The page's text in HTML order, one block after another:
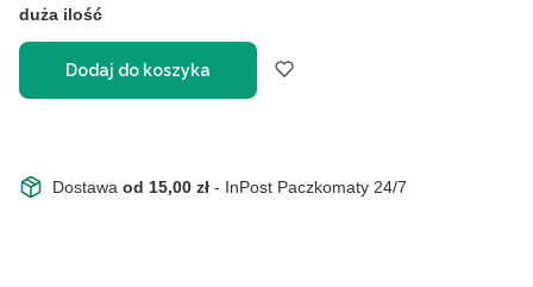
duża ilość
Dodaj do koszyka
Dostawa od 15,00 zł - InPost Paczkomaty 24/7